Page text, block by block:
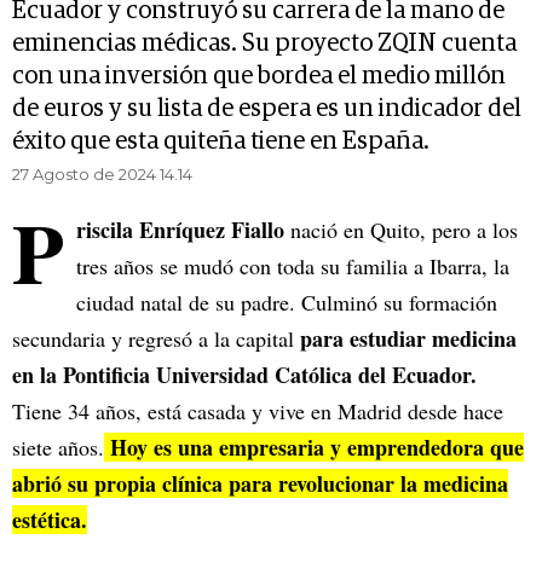
Ecuador y construyó su carrera de la mano de
eminencias médicas. Su proyecto ZQIN cuenta
con una inversión que bordea el medio millón
de euros y su lista de espera es un indicador del
éxito que esta quiteña tiene en España.
27 Agosto de 2024 14.14
P riscila Enríquez Fiallo nació en Quito, pero a los
tres años se mudó con toda su familia a Ibarra, la
ciudad natal de su padre. Culminó su formación
secundaria y regresó a la capital para estudiar medicina
en la Pontificia Universidad Católica del Ecuador.
Tiene 34 años, está casada y vive en Madrid desde hace
siete años. Hoy es una empresaria y emprendedora que
abrió su propia clínica para revolucionar la medicina
estética.